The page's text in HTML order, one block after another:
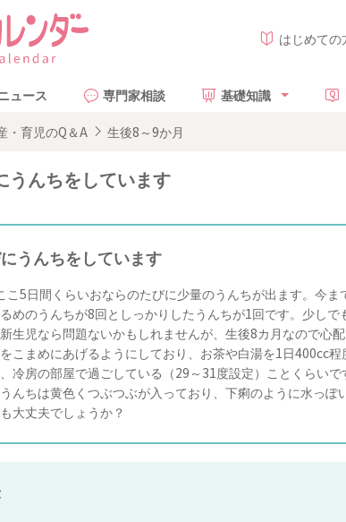
はじめての
ュース 専門家相談 基礎知識
・育児のQ＆A 生後8～9か月
うんちをしています
うんちをしています
こ5日間くらいおならのたびに少量のうんちが出ます。今ま
めのうんちが8回としっかりしたうんちが1回です。少しで
生児なら問題ないかもしれませんが、生後8カ月なので心
こまめにあげるようにしており、お茶や白湯を1日400cc
冷房の部屋で過ごしている（29～31度設定）ことくらい
んちは黄色くつぶつぶが入っており、下痢のように水っぽ
大丈夫でしょうか？